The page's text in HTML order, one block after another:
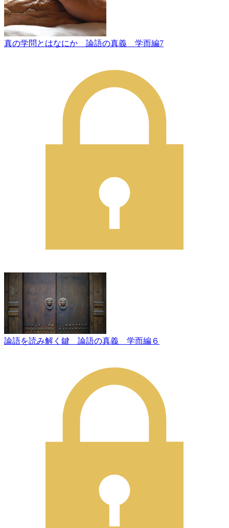
真の学問とはなにか 論語の真義 学而編7
論語を読み解く鍵 論語の真義 学而編６